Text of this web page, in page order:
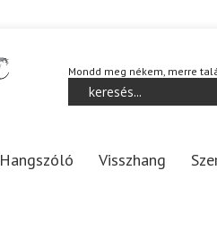
Mondd meg nékem, merre
Hangszóló Visszhang